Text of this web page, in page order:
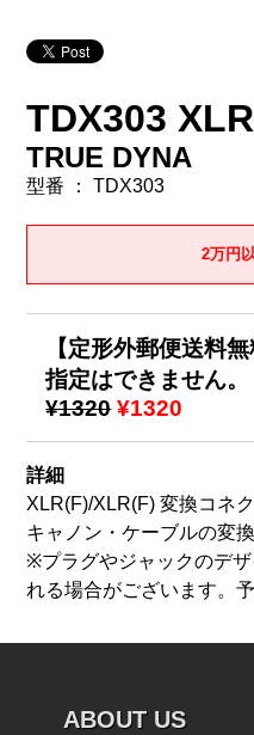
TDX303
TRUE DYNA
型番 ： TDX303
2万円
【定形外郵便送料
指定はできません。
¥1320 ¥1320
詳細
XLR(F)/XLR(F) 変換コネ
キャノン・ケーブルの変換
※プラグやジャックのデ
れる場合がございます。
ABOUT US